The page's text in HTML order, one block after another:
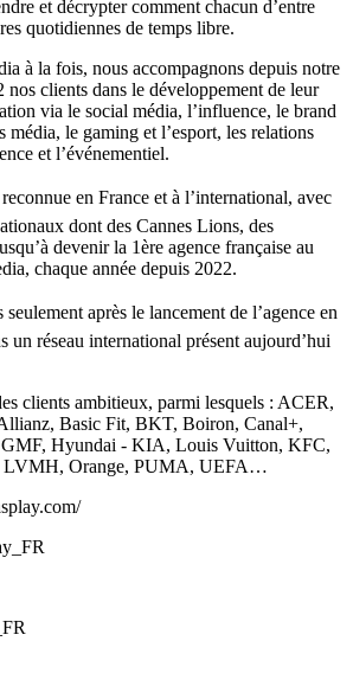
et décrypter comment chacun d’entre
quotidiennes de temps libre.
à la fois, nous accompagnons depuis notre
nos clients dans le développement de leur
via le social média, l’influence, le brand
média, le gaming et l’esport, les relations
et l’événementiel.
en France et à l’international, avec
dont des Cannes Lions, des
devenir la 1ère agence française au
chaque année depuis 2022.
après le lancement de l’agence en
un réseau international présent aujourd’hui
clients ambitieux, parmi lesquels : ACER,
Basic Fit, BKT, Boiron, Canal+,
Hyundai - KIA, Louis Vuitton, KFC,
LVMH, Orange, PUMA, UEFA…